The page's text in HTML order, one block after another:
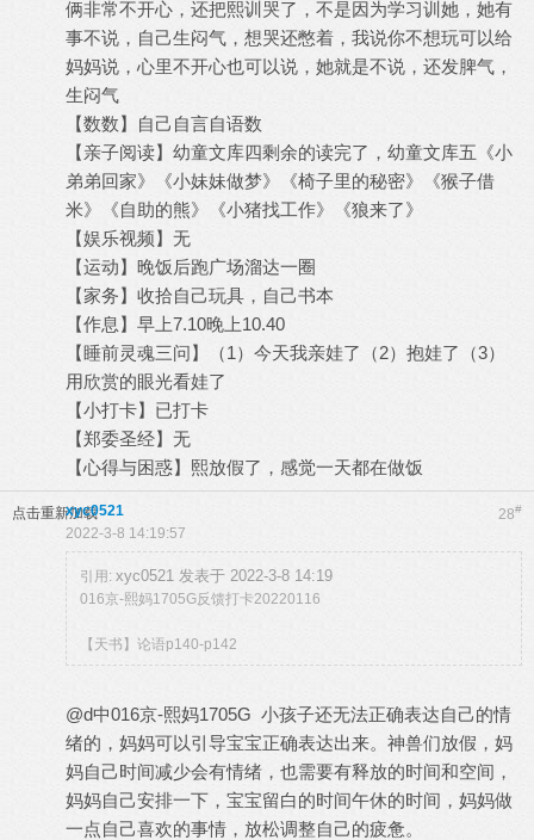
俩非常不开心，还把熙训哭了，不是因为学习训她，她有
事不说，自己生闷气，想哭还憋着，我说你不想玩可以给
妈妈说，心里不开心也可以说，她就是不说，还发脾气，
生闷气
【数数】自己自言自语数
【亲子阅读】幼童文库四剩余的读完了，幼童文库五《小
弟弟回家》《小妹妹做梦》《椅子里的秘密》《猴子借
米》《自助的熊》《小猪找工作》《狼来了》
【娱乐视频】无
【运动】晚饭后跑广场溜达一圈
【家务】收拾自己玩具，自己书本
【作息】早上7.10晚上10.40
【睡前灵魂三问】（1）今天我亲娃了（2）抱娃了（3）
用欣赏的眼光看娃了
【小打卡】已打卡
【郑委圣经】无
【心得与困惑】熙放假了，感觉一天都在做饭
点击重新加载 28#
xyc0521
2022-3-8 14:19:57
引用: xyc0521 发表于 2022-3-8 14:19
016京-熙妈1705G反馈打卡20220116
【天书】论语p140-p142
@d中016京-熙妈1705G 小孩子还无法正确表达自己的情
绪的，妈妈可以引导宝宝正确表达出来。神兽们放假，妈
妈自己时间减少会有情绪，也需要有释放的时间和空间，
妈妈自己安排一下，宝宝留白的时间午休的时间，妈妈做
一点自己喜欢的事情，放松调整自己的疲惫。